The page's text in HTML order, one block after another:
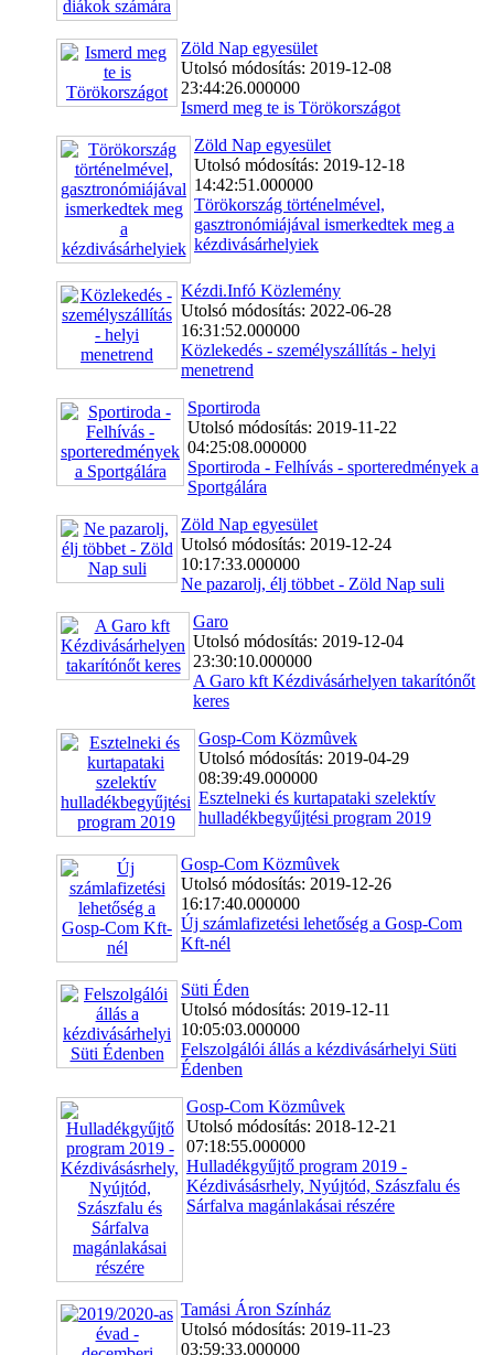
Zöld Nap egyesület
Utolsó módosítás: 2019-12-08
23:44:26.000000
Ismerd meg te is Törökországot
Zöld Nap egyesület
Utolsó módosítás: 2019-12-18
14:42:51.000000
Törökország történelmével,
gasztronómiájával ismerkedtek meg a
kézdivásárhelyiek
Kézdi.Infó Közlemény
Utolsó módosítás: 2022-06-28
16:31:52.000000
Közlekedés - személyszállítás - helyi
menetrend
Sportiroda
Utolsó módosítás: 2019-11-22
04:25:08.000000
Sportiroda - Felhívás - sporteredmények a
Sportgálára
Zöld Nap egyesület
Utolsó módosítás: 2019-12-24
10:17:33.000000
Ne pazarolj, élj többet - Zöld Nap suli
Garo
Utolsó módosítás: 2019-12-04
23:30:10.000000
A Garo kft Kézdivásárhelyen takarítónőt
keres
Gosp-Com Közmûvek
Utolsó módosítás: 2019-04-29
08:39:49.000000
Esztelneki és kurtapataki szelektív
hulladékbegyűjtési program 2019
Gosp-Com Közmûvek
Utolsó módosítás: 2019-12-26
16:17:40.000000
Új számlafizetési lehetőség a Gosp-Com
Kft-nél
Süti Éden
Utolsó módosítás: 2019-12-11
10:05:03.000000
Felszolgálói állás a kézdivásárhelyi Süti
Édenben
Gosp-Com Közmûvek
Utolsó módosítás: 2018-12-21
07:18:55.000000
Hulladékgyűjtő program 2019 -
Kézdivásásrhely, Nyújtód, Szászfalu és
Sárfalva magánlakásai részére
Tamási Áron Színház
Utolsó módosítás: 2019-11-23
03:59:33.000000